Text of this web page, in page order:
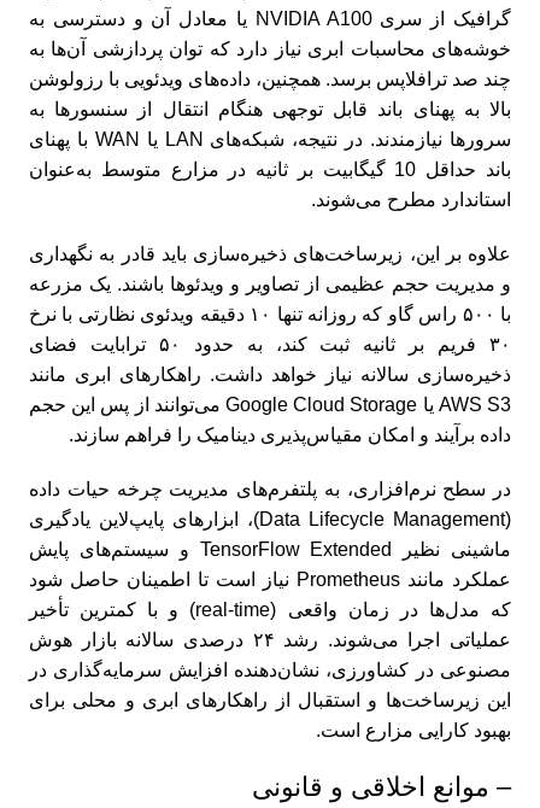
گرافیک از سری NVIDIA A100 یا معادل آن و دسترسی به
خوشه‌های محاسبات ابری نیاز دارد که توان پردازشی آن‌ها به
چند صد ترافلاپس برسد. همچنین، داده‌های ویدئویی با رزولوشن
بالا به پهنای باند قابل توجهی هنگام انتقال از سنسورها به
سرورها نیازمندند. در نتیجه، شبکه‌های LAN یا WAN با پهنای
باند حداقل 10 گیگابیت بر ثانیه در مزارع متوسط به‌عنوان
استاندارد مطرح می‌شوند.
علاوه بر این، زیرساخت‌های ذخیره‌سازی باید قادر به نگهداری
و مدیریت حجم عظیمی از تصاویر و ویدئوها باشند. یک مزرعه
با ۵۰۰ راس گاو که روزانه تنها ۱۰ دقیقه ویدئوی نظارتی با نرخ
۳۰ فریم بر ثانیه ثبت کند، به حدود ۵۰ ترابایت فضای
ذخیره‌سازی سالانه نیاز خواهد داشت. راهکارهای ابری مانند
AWS S3 یا Google Cloud Storage می‌توانند از پس این حجم
داده برآیند و امکان مقیاس‌پذیری دینامیک را فراهم سازند.
در سطح نرم‌افزاری، به پلتفرم‌های مدیریت چرخه حیات داده
(Data Lifecycle Management)، ابزارهای پایپ‌لاین یادگیری
ماشینی نظیر TensorFlow Extended و سیستم‌های پایش
عملکرد مانند Prometheus نیاز است تا اطمینان حاصل شود
که مدل‌ها در زمان واقعی (real-time) و با کمترین تأخیر
عملیاتی اجرا می‌شوند. رشد ۲۴ درصدی سالانه بازار هوش
مصنوعی در کشاورزی، نشان‌دهنده افزایش سرمایه‌گذاری در
این زیرساخت‌ها و استقبال از راهکارهای ابری و محلی برای
بهبود کارایی مزارع است.
– موانع اخلاقی و قانونی